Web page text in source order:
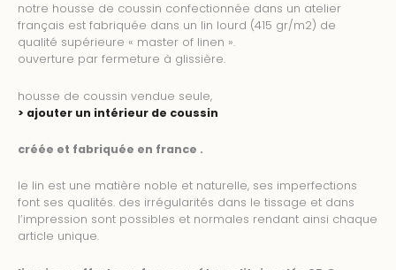
notre housse de coussin confectionnée dans un atelier
français est fabriquée dans un lin lourd (415 gr/m2) de
qualité supérieure « master of linen ».
ouverture par fermeture à glissière.
housse de coussin vendue seule,
> ajouter un intérieur de coussin
créée et fabriquée en france .
le lin est une matière noble et naturelle, ses imperfections
font ses qualités. des irrégularités dans le tissage et dans
l’impression sont possibles et normales rendant ainsi chaque
article unique.